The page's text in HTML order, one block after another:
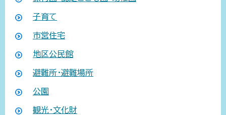
子育て
市営住宅
地区公民館
避難所・避難場所
公園
観光・文化財